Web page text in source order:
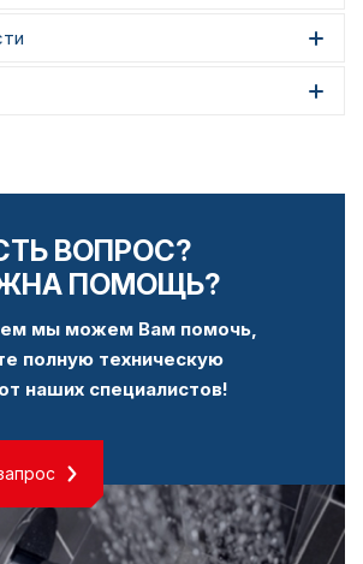
ВОПРОС?
ПОМОЩЬ?
мы можем Вам помочь,
полную техническую
наших специалистов!